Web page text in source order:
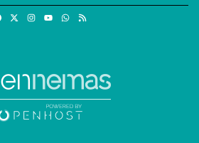
FacebookInstagramWhatsapp